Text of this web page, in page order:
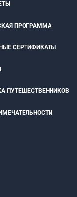
ПРОГРАММА
СЕРТИФИКАТЫ
ПУТЕШЕСТВЕННИКОВ